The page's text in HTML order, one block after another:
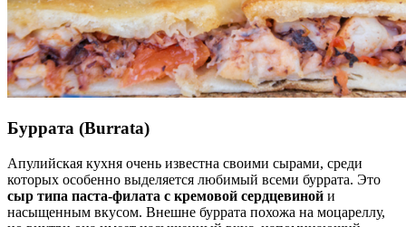
Буррата (Burrata)
Апулийская кухня очень известна своими сырами, среди
которых особенно выделяется любимый всеми буррата. Это
сыр типа паста-филата с кремовой сердцевиной и
насыщенным вкусом. Внешне буррата похожа на моцареллу,